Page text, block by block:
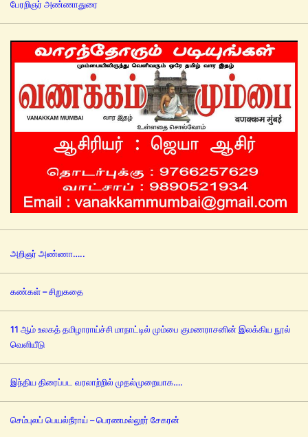
பேரறிஞர் அண்ணாதுரை
அறிஞர் அண்ணா…..
கண்கள் – சிறுகதை
11 ஆம் உலகத் தமிழாராய்ச்சி மாநாட்டில் மும்பை குமணராசனின் இலக்கிய நூல்
வெளியீடு
இந்திய திரைப்பட வரலாற்றில் முதல்முறையாக….
செம்புலப் பெயல்நீராய் – பெரணமல்லூர் சேகரன்